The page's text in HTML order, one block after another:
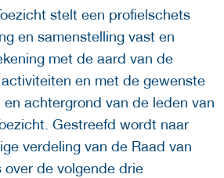
stelt een profielschets
en samenstelling vast en
met de aard van de
en met de gewenste
achtergrond van de leden van
Gestreefd wordt naar
verdeling van de Raad van
over de volgende drie